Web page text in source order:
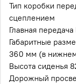
Тип коробки
сцеплением
Главная
Габаритные
360 мм (в
Высота сиденья
Дорожный